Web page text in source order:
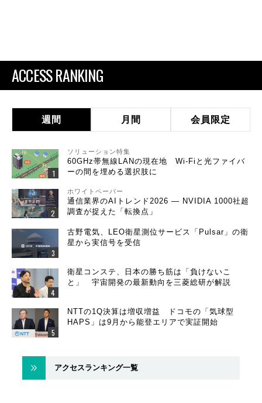
ACCESS RANKING
週間 月間 会員限定
ソリューション特集
60GHz帯無線LANの現在地 Wi-Fiと光ファイバ
ーの間を埋める選択肢に
ホワイトペーパー
通信業界のAIトレンド2026 ― NVIDIA 1000社超
調査が捉えた「転換点」
古野電気、LEO衛星測位サービス「Pulsar」の衛
星から実信号を受信
衛星コンステ、日本の勝ち筋は「負けないこ
と」 宇宙開発の最新動向を三菱総研が解説
NTTの1Q決算は増収増益 ドコモの「気球型
HAPS」は9月から能登エリアで実証開始
アクセスランキング一覧